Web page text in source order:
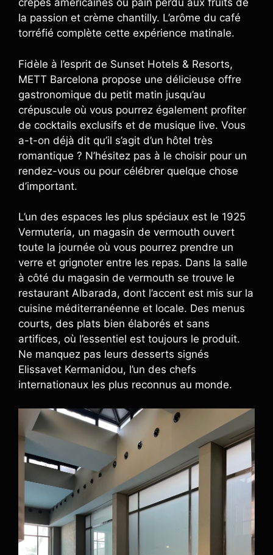
crêpes américaines ou pain perdu aux fruits de
la passion et crème chantilly. L’arôme du café
torréfié complète cette expérience matinale.
Fidèle à l’esprit de Sunset Hotels & Resorts,
METT Barcelona propose une délicieuse offre
gastronomique du petit matin jusqu’au
crépuscule où vous pourrez également profiter
de cocktails exclusifs et de musique live. Vous
a-t-on déjà dit qu’il s’agit d’un hôtel très
romantique ? N’hésitez pas à le choisir pour un
rendez-vous ou pour célébrer quelque chose
d’important.
L’un des espaces les plus spéciaux est le 1925
Vermutería, un magasin de vermouth ouvert
toute la journée où vous pourrez prendre un
verre et grignoter entre les repas. Dans la salle
à côté du magasin de vermouth se trouve le
restaurant Albarada, dont l’accent est mis sur la
cuisine méditerranéenne et locale. Des menus
courts, des plats bien élaborés et sans
artifices, où l’essentiel est toujours le produit.
Ne manquez pas leurs desserts signés
Elissavet Kermanidou, l’un des chefs
internationaux les plus reconnus au monde.